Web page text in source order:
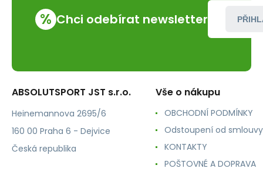
% Chci odebírat newsletter
ABSOLUTSPORT JST s.r.o.
Heinemannova 2695/6
160 00 Praha 6 - Dejvice
Česká republika
Vše o nákupu
OBCHODNÍ PODMÍNKY
Odstoupení od smlouvy
KONTAKTY
POŠTOVNÉ A DOPRAVA